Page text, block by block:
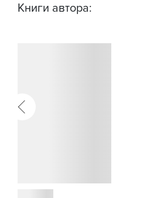
Книги автора: